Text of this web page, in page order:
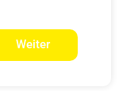
Weiter